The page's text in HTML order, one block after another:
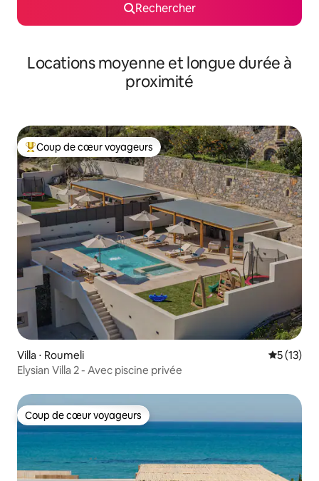
Rechercher
Locations moyenne et longue durée à
proximité
Coups de cœur voyageurs les plus appréciés
Coup de cœur voyageurs
Villa ⋅ Roumeli
5 (13)
Elysian Villa 2 - Avec piscine privée
Coup de cœur voyageurs
Coup de cœur voyageurs